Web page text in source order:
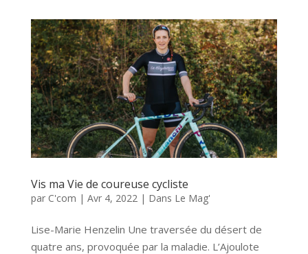
Vis ma Vie de coureuse cycliste
par C'com | Avr 4, 2022 | Dans Le Mag'
Lise-Marie Henzelin Une traversée du désert de
quatre ans, provoquée par la maladie. L’Ajoulote